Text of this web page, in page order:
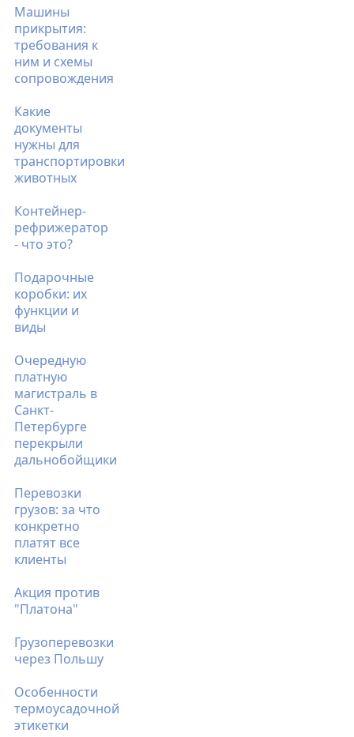
Машины
прикрытия:
требования к
ним и схемы
сопровождения
Какие
документы
нужны для
транспортировки
животных
Контейнер-
рефрижератор
- что это?
Подарочные
коробки: их
функции и
виды
Очередную
платную
магистраль в
Санкт-
Петербурге
перекрыли
дальнобойщики
Перевозки
грузов: за что
конкретно
платят все
клиенты
Акция против
"Платона"
Грузоперевозки
через Польшу
Особенности
термоусадочной
этикетки